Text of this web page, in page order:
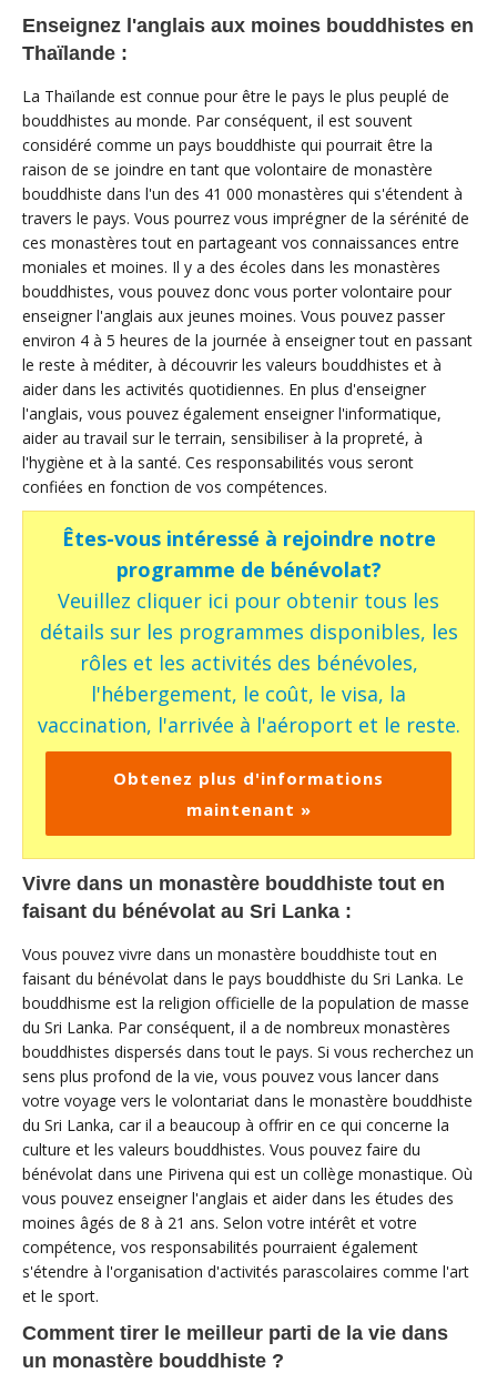
Enseignez l'anglais aux moines bouddhistes en
Thaïlande :
La Thaïlande est connue pour être le pays le plus peuplé de
bouddhistes au monde. Par conséquent, il est souvent
considéré comme un pays bouddhiste qui pourrait être la
raison de se joindre en tant que volontaire de monastère
bouddhiste dans l'un des 41 000 monastères qui s'étendent à
travers le pays. Vous pourrez vous imprégner de la sérénité de
ces monastères tout en partageant vos connaissances entre
moniales et moines. Il y a des écoles dans les monastères
bouddhistes, vous pouvez donc vous porter volontaire pour
enseigner l'anglais aux jeunes moines. Vous pouvez passer
environ 4 à 5 heures de la journée à enseigner tout en passant
le reste à méditer, à découvrir les valeurs bouddhistes et à
aider dans les activités quotidiennes. En plus d'enseigner
l'anglais, vous pouvez également enseigner l'informatique,
aider au travail sur le terrain, sensibiliser à la propreté, à
l'hygiène et à la santé. Ces responsabilités vous seront
confiées en fonction de vos compétences.
Êtes-vous intéressé à rejoindre notre
programme de bénévolat?
Veuillez cliquer ici pour obtenir tous les
détails sur les programmes disponibles, les
rôles et les activités des bénévoles,
l'hébergement, le coût, le visa, la
vaccination, l'arrivée à l'aéroport et le reste.
Obtenez plus d'informations
maintenant »
Vivre dans un monastère bouddhiste tout en
faisant du bénévolat au Sri Lanka :
Vous pouvez vivre dans un monastère bouddhiste tout en
faisant du bénévolat dans le pays bouddhiste du Sri Lanka. Le
bouddhisme est la religion officielle de la population de masse
du Sri Lanka. Par conséquent, il a de nombreux monastères
bouddhistes dispersés dans tout le pays. Si vous recherchez un
sens plus profond de la vie, vous pouvez vous lancer dans
votre voyage vers le volontariat dans le monastère bouddhiste
du Sri Lanka, car il a beaucoup à offrir en ce qui concerne la
culture et les valeurs bouddhistes. Vous pouvez faire du
bénévolat dans une Pirivena qui est un collège monastique. Où
vous pouvez enseigner l'anglais et aider dans les études des
moines âgés de 8 à 21 ans. Selon votre intérêt et votre
compétence, vos responsabilités pourraient également
s'étendre à l'organisation d'activités parascolaires comme l'art
et le sport.
Comment tirer le meilleur parti de la vie dans
un monastère bouddhiste ?